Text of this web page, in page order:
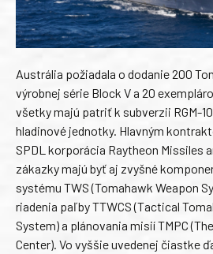
Austrália požiadala o dodanie 200
výrobnej série Block V a 20
všetky majú patriť k subverzii RGM-
hladinové jednotky. Hlavným
SPDL korporácia Raytheon Missiles
zákazky majú byť aj zvyšné
systému TWS (Tomahawk Weapon
riadenia paľby TTWCS (Tactical
System) a plánovania misií TMPC
Center). Vo vyššie uvedenej čiastke